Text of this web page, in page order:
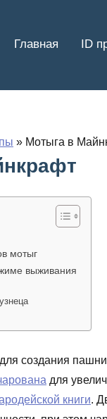
Главная ID
» Мотыга в
мотыг
выживания
создания
для
книги.